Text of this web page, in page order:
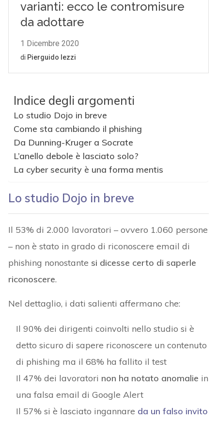
Indice degli argomenti
Lo studio Dojo in breve
Come sta cambiando il phishing
Da Dunning-Kruger a Socrate
L’anello debole è lasciato solo?
La cyber security è una forma mentis
Lo studio Dojo in breve
Il 53% di 2.000 lavoratori – ovvero 1.060 persone
– non è stato in grado di riconoscere email di
phishing nonostante si dicesse certo di saperle
riconoscere.
Nel dettaglio, i dati salienti affermano che:
Il 90% dei dirigenti coinvolti nello studio si è
detto sicuro di sapere riconoscere un contenuto
di phishing ma il 68% ha fallito il test
Il 47% dei lavoratori non ha notato anomalie in
una falsa email di Google Alert
Il 57% si è lasciato ingannare da un falso invito